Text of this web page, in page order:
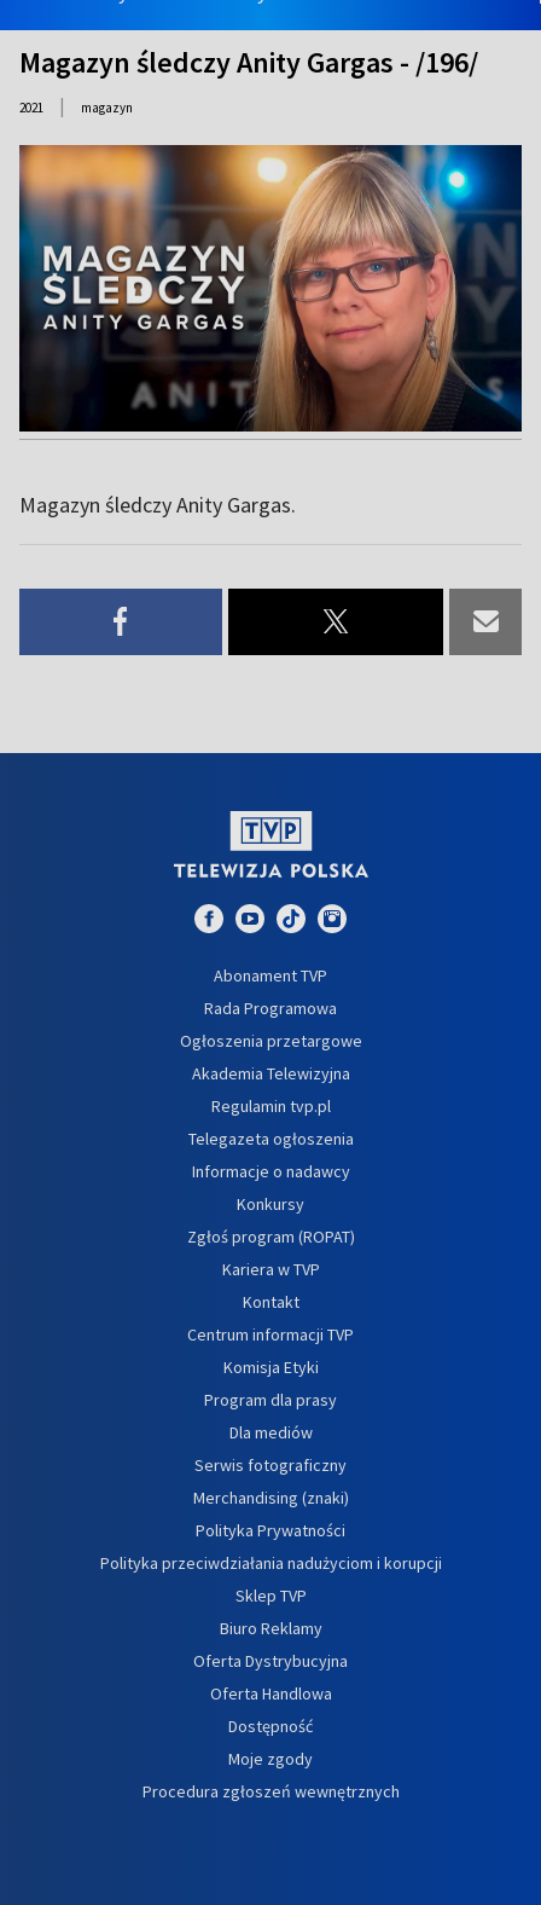
Magazyn śledczy Anity Gargas - /196/
2021 | magazyn
Magazyn śledczy Anity Gargas.
Abonament TVP
Rada Programowa
Ogłoszenia przetargowe
Akademia Telewizyjna
Regulamin tvp.pl
Telegazeta ogłoszenia
Informacje o nadawcy
Konkursy
Zgłoś program (ROPAT)
Kariera w TVP
Kontakt
Centrum informacji TVP
Komisja Etyki
Program dla prasy
Dla mediów
Serwis fotograficzny
Merchandising (znaki)
Polityka Prywatności
Polityka przeciwdziałania nadużyciom i korupcji
Sklep TVP
Biuro Reklamy
Oferta Dystrybucyjna
Oferta Handlowa
Dostępność
Moje zgody
Procedura zgłoszeń wewnętrznych